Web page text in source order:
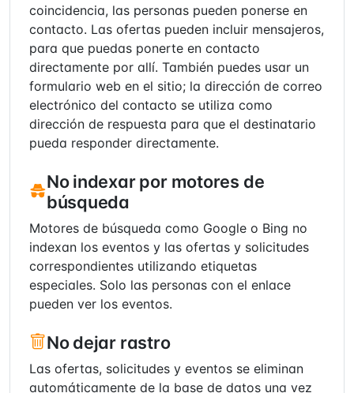
coincidencia, las personas pueden ponerse en
contacto. Las ofertas pueden incluir mensajeros,
para que puedas ponerte en contacto
directamente por allí. También puedes usar un
formulario web en el sitio; la dirección de correo
electrónico del contacto se utiliza como
dirección de respuesta para que el destinatario
pueda responder directamente.
No indexar por motores de
búsqueda
Motores de búsqueda como Google o Bing no
indexan los eventos y las ofertas y solicitudes
correspondientes utilizando etiquetas
especiales. Solo las personas con el enlace
pueden ver los eventos.
No dejar rastro
Las ofertas, solicitudes y eventos se eliminan
automáticamente de la base de datos una vez